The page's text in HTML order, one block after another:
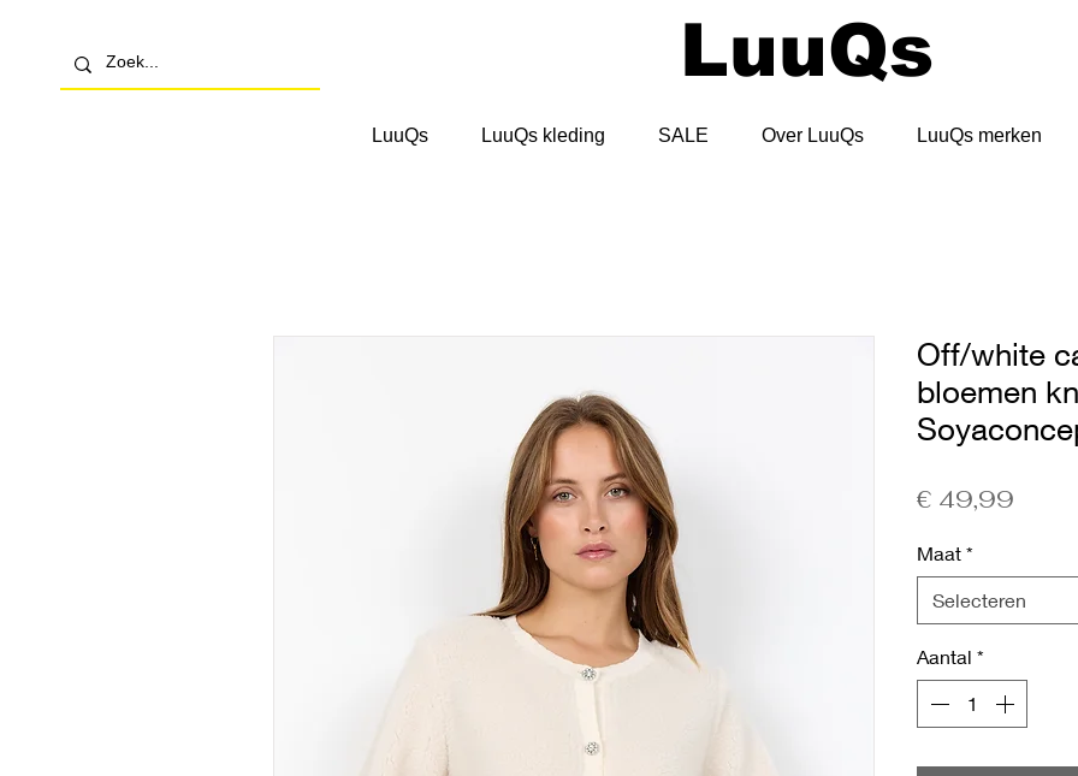
LuuQs
LuuQs LuuQs kleding SALE Over LuuQs LuuQs merken
Off/white
bloemen
€ 49,99
Maat *
Selecteren
Aantal *